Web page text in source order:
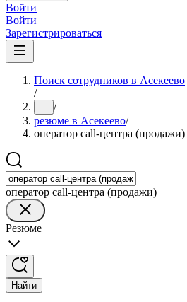
Войти
Войти
Зарегистрироваться
Поиск сотрудников в Асекеево
/
... /
резюме в Асекеево/
оператор call-центра (продажи)
оператор call-центра (продажи)
Резюме
Найти